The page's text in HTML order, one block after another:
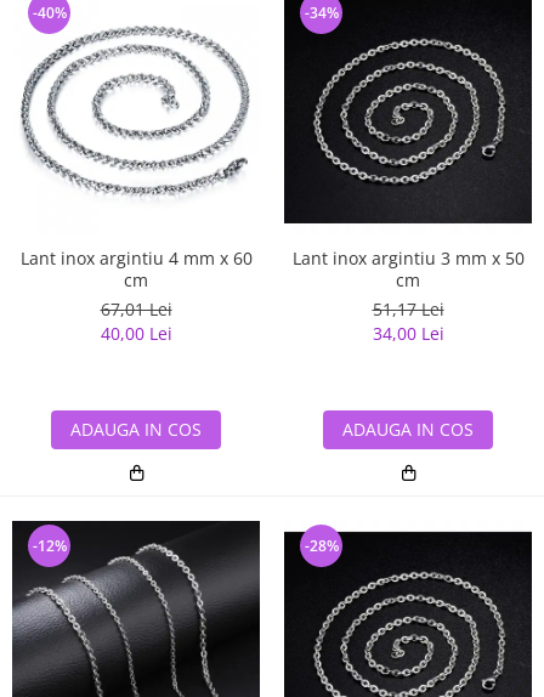
Lant inox argintiu 4 mm x 60
cm
67,01 Lei
40,00 Lei
-40%
ADAUGA IN COS
Lant inox argintiu 3 mm x 50
cm
51,17 Lei
34,00 Lei
-34%
ADAUGA IN COS
-12% -28%